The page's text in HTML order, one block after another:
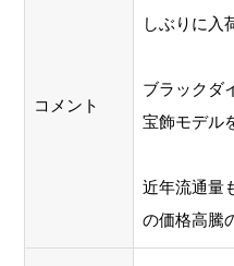
コメント
しぶりに入
ブラックダ
宝飾モデル
近年流通量
の価格高騰